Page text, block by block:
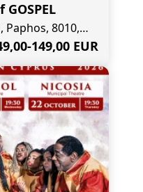
Paphos, 8010,
149,00 EUR